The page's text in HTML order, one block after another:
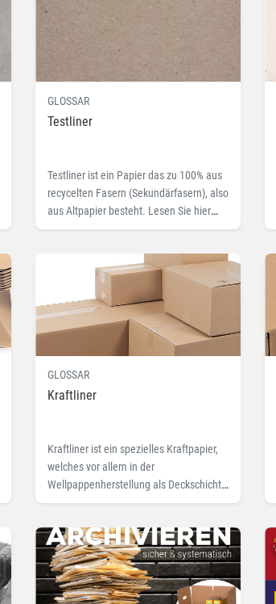
GLOSSAR
Testliner
Testliner ist ein Papier das zu 100% aus
recycelten Fasern (Sekundärfasern), also
aus Altpapier besteht. Lesen Sie hier
mehr zu dem Fachbegriff Testliner.
GLOSSAR
Kraftliner
Kraftliner ist ein spezielles Kraftpapier,
welches vor allem in der
Wellpappenherstellung als Deckschicht
für Kartons benutzt wird. Hier lesen Sie